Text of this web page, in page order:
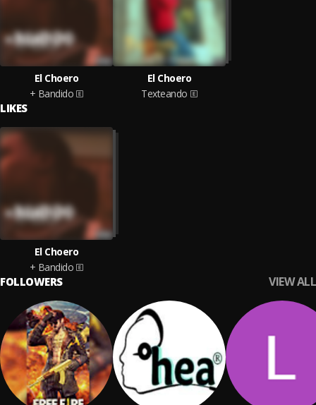
El Choero
+ Bandido
El Choero
Texteando
LIKES
El Choero
+ Bandido
FOLLOWERS VIEW ALL